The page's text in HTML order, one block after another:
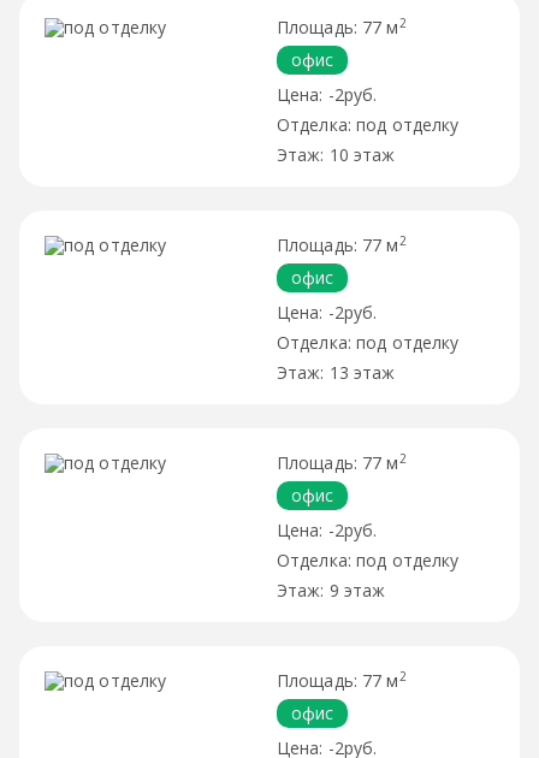
77 м 2
офис
-2руб.
под отделку
10 этаж
77 м 2
офис
-2руб.
под отделку
13 этаж
77 м 2
офис
-2руб.
под отделку
9 этаж
77 м 2
офис
-2руб.